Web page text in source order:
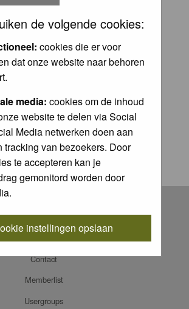
de volgende cookies:
cookies die er voor
dat onze website naar behoren
media: cookies om de inhoud
website te delen via Social
Media netwerken doen aan
tracking van bezoekers. Door
te accepteren kan je
gemonitord worden door
instellingen opslaan
each visit:
my password
Log in
Contact
Memberlist
Usergroups